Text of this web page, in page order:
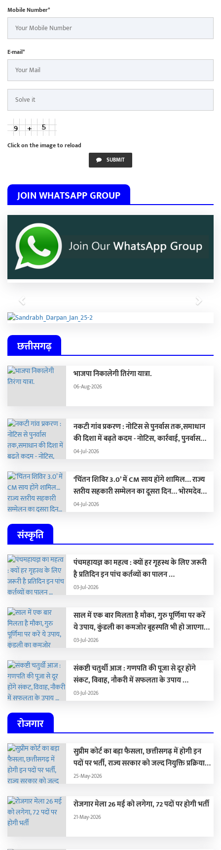
Mobile Number*
E-mail*
Click on the image to reload
SUBMIT
JOIN WHATSAPP GROUP
Previous Next
छत्तीसगढ़
भाजपा निकालेगी तिरंगा यात्रा.
06-Aug-2026
नकटी गांव प्रकरण : नोटिस से पुनर्वास तक,समाधान
की दिशा में बढ़ते कदम - नोटिस, कार्रवाई, पुनर्वास
और राजनीति का सच
04-Jul-2026
‘चिंतन शिविर 3.0’ में CM साय होंगे शामिल… राज्य
स्तरीय सहकारी सम्मेलन का दूसरा दिन… भोरमदेव
ईको ट्रेल 2026 आज से शुरू…
04-Jul-2026
संस्कृति
पंचमहायज्ञ का महत्व : क्यों हर गृहस्थ के लिए जरूरी
है प्रतिदिन इन पांच कर्तव्यों का पालन …
03-Jul-2026
साल में एक बार मिलता है मौका, गुरु पूर्णिमा पर करें
ये उपाय, कुंडली का कमजोर बृहस्पति भी हो जाएगा
मजबूत …
03-Jul-2026
संकष्टी चतुर्थी आज : गणपति की पूजा से दूर होंगे
संकट, विवाह, नौकरी में सफलता के उपाय …
03-Jul-2026
रोजगार
सुप्रीम कोर्ट का बड़ा फैसला, छत्तीसगढ़ में होगी इन
पदों पर भर्ती, राज्य सरकार को जल्द नियुक्ति प्रक्रिया
पूरा करने के दिए निर्देश…
25-May-2026
रोजगार मेला 26 मई को लगेगा, 72 पदों पर होगी भर्ती
21-May-2026